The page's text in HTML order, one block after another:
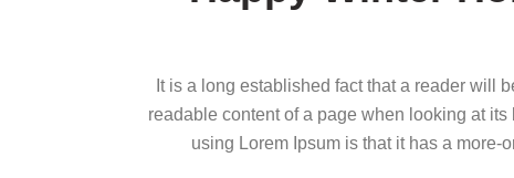
It is a long established fact that a reader will
readable content of a page when looking at its
using Lorem Ipsum is that it has a more-